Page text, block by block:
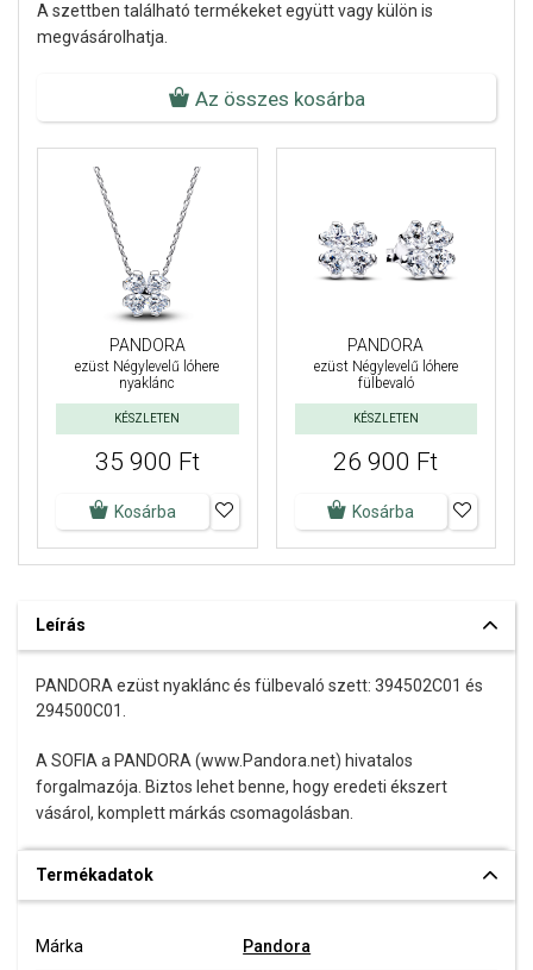
A szettben található termékeket együtt vagy külön is
megvásárolhatja.
Az összes kosárba
PANDORA
ezüst Négylevelű lóhere
nyaklánc
KÉSZLETEN
35 900 Ft
Kosárba
PANDORA
ezüst Négylevelű lóhere
fülbevaló
KÉSZLETEN
26 900 Ft
Kosárba
Leírás
PANDORA ezüst nyaklánc és fülbevaló szett: 394502C01 és
294500C01.
A SOFIA a PANDORA (www.Pandora.net) hivatalos
forgalmazója. Biztos lehet benne, hogy eredeti ékszert
vásárol, komplett márkás csomagolásban.
Termékadatok
Márka Pandora